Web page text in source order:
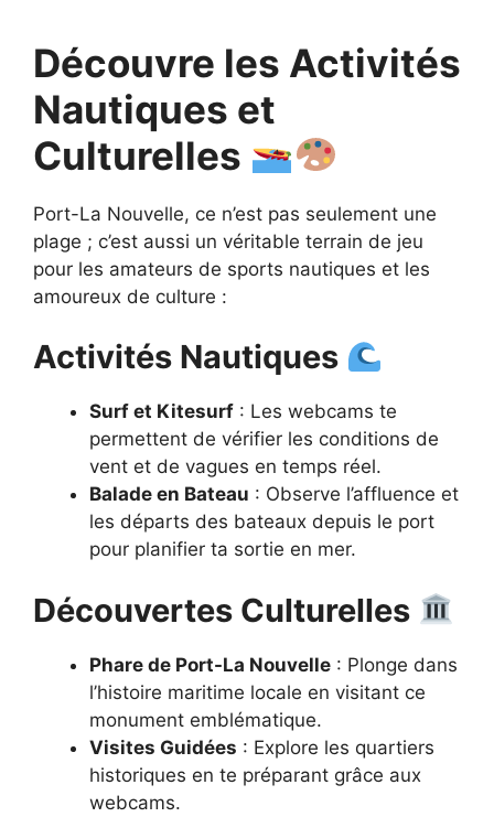
Découvre les Activités
Nautiques et
Culturelles
Port-La Nouvelle, ce n’est pas seulement une
plage ; c’est aussi un véritable terrain de jeu
pour les amateurs de sports nautiques et les
amoureux de culture :
Activités Nautiques
Surf et Kitesurf : Les webcams te
permettent de vérifier les conditions de
vent et de vagues en temps réel.
Balade en Bateau : Observe l’affluence et
les départs des bateaux depuis le port
pour planifier ta sortie en mer.
Découvertes Culturelles
Phare de Port-La Nouvelle : Plonge dans
l’histoire maritime locale en visitant ce
monument emblématique.
Visites Guidées : Explore les quartiers
historiques en te préparant grâce aux
webcams.